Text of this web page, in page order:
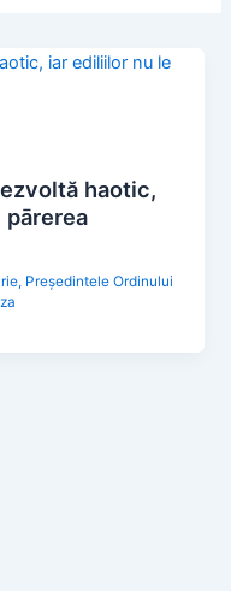
haotic,
pārerea
, Preşedintele Ordinului